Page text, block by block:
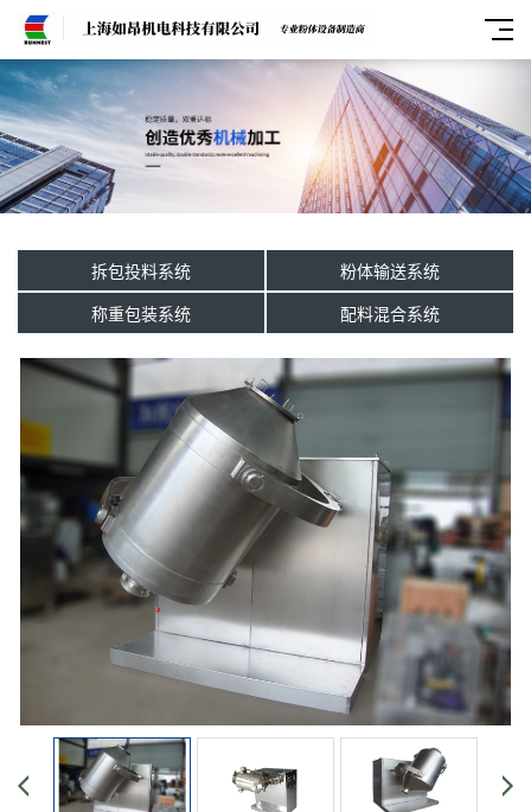
拆包投料系统
粉体输送系统
称重包装系统
配料混合系统